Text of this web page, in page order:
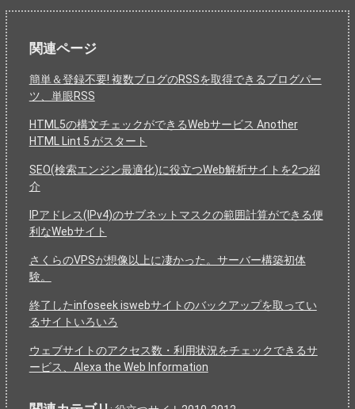
関連ページ
簡単＆登録不要! 複数ブログのRSSを取得できるブログパー
ツ、単眼RSS
HTML5の構文チェックができるWebサービス Another
HTML Lint 5 がスタート
SEO(検索エンジン最適化)に役立つWeb解析サイトを2つ紹
介
IPアドレス(IPv4)のサブネットマスクの範囲計算ができる便
利なWebサイト
さくらのVPSが想像以上に凄かった。サーバー構築初体
験。
終了したinfoseek iswebサイトのバックアップを取ってい
るサイトいろいろ
ウェブサイトのアクセス数・利用状況をチェックできるサ
ービス、Alexa the Web Information